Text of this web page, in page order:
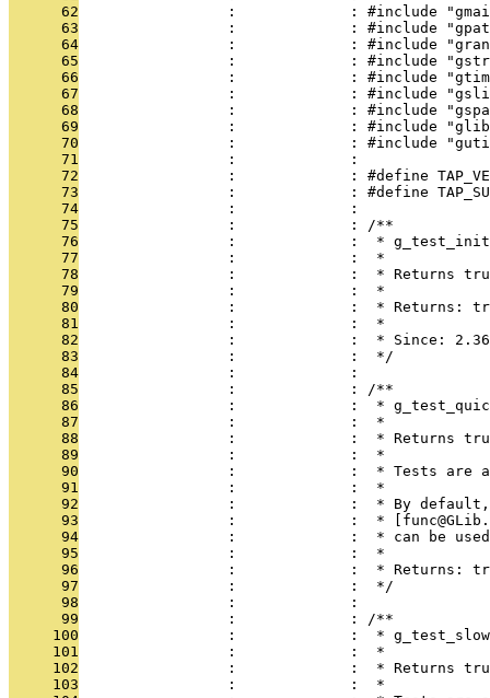
      62
:             : #include
      63
:             : #include
      64
:             : #include
      65
:             : #include
      66
:             : #include
      67
:             : #include
      68
:             : #include
      69
:             : #include
      70
:             : #include
      71
                 :             :
      72
:             : #define
      73
:             : #define
      74
                 :             :
      75
                 :             : /**
      76
:             :  *
      77
                 :             :  *
      78
:             :  * Returns
      79
                 :             :  *
      80
:             :  * Returns:
      81
                 :             :  *
      82
                 :             :  * Since: 2.36
      83
                 :             :  */
      84
                 :             :
      85
                 :             : /**
      86
:             :  *
      87
                 :             :  *
      88
:             :  * Returns
      89
                 :             :  *
      90
:             :  * Tests are
      91
                 :             :  *
      92
:             :  * By
      93
:             :  *
      94
:             :  * can be
      95
                 :             :  *
      96
:             :  * Returns:
      97
                 :             :  */
      98
                 :             :
      99
                 :             : /**
     100
:             :  *
     101
                 :             :  *
     102
:             :  * Returns
     103
                 :             :  *